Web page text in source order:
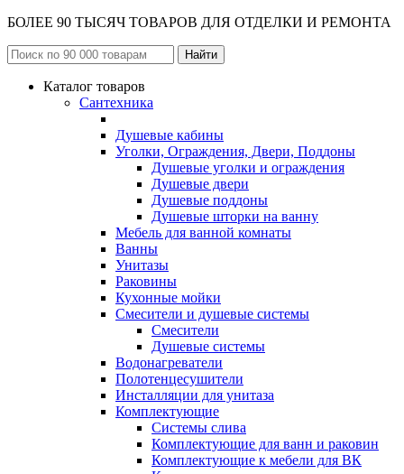
БОЛЕЕ 90 ТЫСЯЧ ТОВАРОВ ДЛЯ ОТДЕЛКИ И РЕМОНТА
Каталог товаров
Сантехника
Душевые кабины
Уголки, Ограждения, Двери, Поддоны
Душевые уголки и ограждения
Душевые двери
Душевые поддоны
Душевые шторки на ванну
Мебель для ванной комнаты
Ванны
Унитазы
Раковины
Кухонные мойки
Смесители и душевые системы
Смесители
Душевые системы
Водонагреватели
Полотенцесушители
Инсталляции для унитаза
Комплектующие
Системы слива
Комплектующие для ванн и раковин
Комплектующие к мебели для ВК